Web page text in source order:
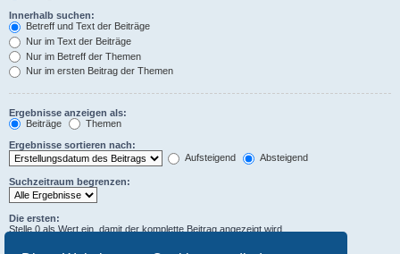
Innerhalb suchen:
Betreff und Text der Beiträge
Nur im Text der Beiträge
Nur im Betreff der Themen
Nur im ersten Beitrag der Themen
Ergebnisse anzeigen als:
Beiträge
Themen
Ergebnisse sortieren nach:
Aufsteigend
Absteigend
Suchzeitraum begrenzen:
Die ersten:
Stelle 0 als Wert ein, damit der komplette Beitrag angezeigt wird.